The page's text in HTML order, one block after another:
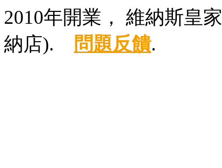
2010年開業， 維納斯皇
納店).
問題反饋.